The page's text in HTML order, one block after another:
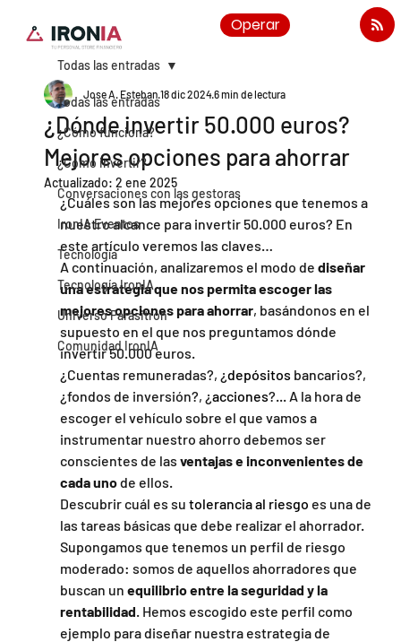
Operar
Todas las entradas
¿Cómo funciona?
¿Cómo invertir?
Conversaciones con las gestoras
IronIA Eventos
Tecnología
Tecnología IronIA
Universo Parasitrón
Comunidad IronIA
Todas las entradas
¿Dónde invertir 50.000 euros?
Mejores opciones para ahorrar
Jose A. Esteban18 dic 20246 min de lectura
Actualizado: 2 ene 2025
¿Cuáles son las mejores opciones que tenemos a
nuestro alcance para invertir 50.000 euros? En
este artículo veremos las claves…
A continuación, analizaremos el modo de diseñar
una estrategia que nos permita escoger las
mejores opciones para ahorrar, basándonos en el
supuesto en el que nos preguntamos dónde
invertir 50.000 euros.
¿Cuentas remuneradas?, ¿depósitos bancarios?,
¿fondos de inversión?, ¿acciones?... A la hora de
escoger el vehículo sobre el que vamos a
instrumentar nuestro ahorro debemos ser
conscientes de las ventajas e inconvenientes de
cada uno de ellos.
Descubrir cuál es su tolerancia al riesgo es una de
las tareas básicas que debe realizar el ahorrador.
Supongamos que tenemos un perfil de riesgo
moderado: somos de aquellos ahorradores que
buscan un equilibrio entre la seguridad y la
rentabilidad. Hemos escogido este perfil como
ejemplo para diseñar nuestra estrategia de